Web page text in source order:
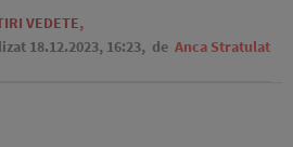
VEDETE,
18.12.2023, 16:23, de Anca Stratulat